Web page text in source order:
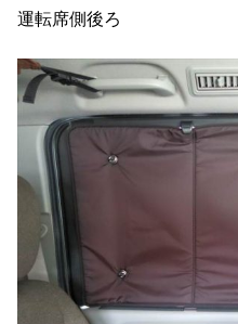
運転席側後ろ